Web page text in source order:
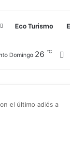
Eco Turismo
Domingo 26 ℃
el último adiós a